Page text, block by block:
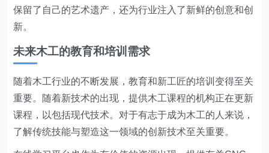
保留了自己的艺术遗产，还为行业注入了新鲜的创意和创
新。
未来木工的教育和培训需求
随着木工行业的不断发展，教育和新工匠的培训变得至关
重要。随着新技术的出现，提供木工课程的机构正在更新
课程，以包括现代技术。对于有志于成为木工的人来说，
了解传统技能与塑造这一领域的创新技术至关重要。